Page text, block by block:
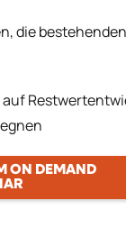
die
ON DEMAND